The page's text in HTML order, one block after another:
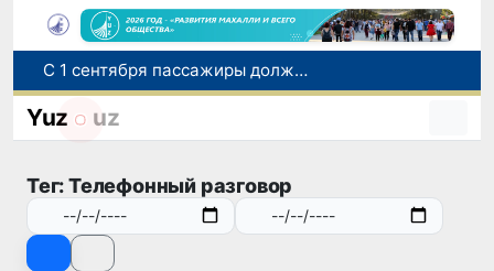
С 1 сентября пассажиры должны будут оплачивать проезд сразу при посадке в автобус
В Сурхандарье пресечена деятельность подпольной группы, планировавшей теракты и выезд в Сирию
В Узбекистане усиливаются меры социальной защиты населения
Yuz uz
Тег: Телефонный разговор